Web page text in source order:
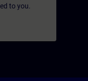
to you.